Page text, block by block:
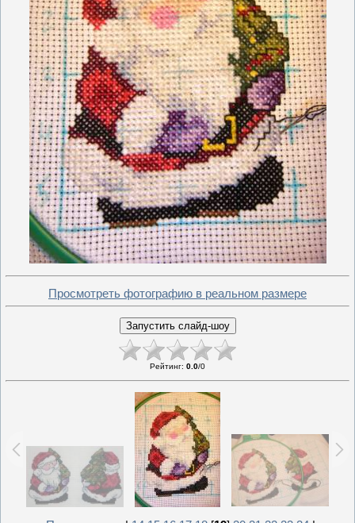
Просмотреть фотографию в реальном размере
Рейтинг: 0.0/0